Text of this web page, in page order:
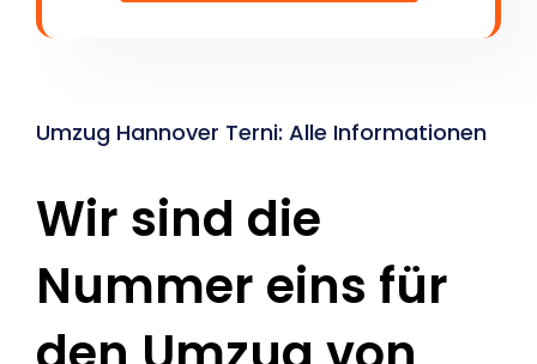
Umzug Hannover Terni: Alle Informationen
Wir sind die
Nummer eins für